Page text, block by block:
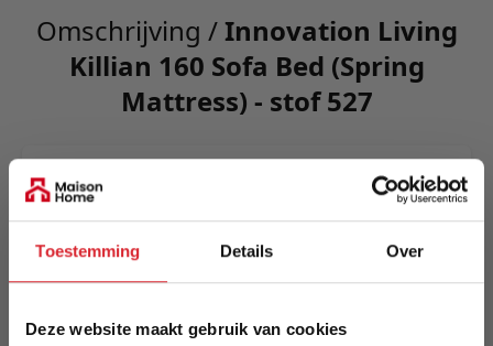
Toestemming Details Over
Deze website maakt gebruik van cookies
Omschrijving /Innovation Living
Killian 160 Sofa Bed (Spring
Mattress) - stof 527
Killian's compact modern design is as pleasing to
the eye as it is easily converted from sofa to bed.
In mere seconds the space optimizing sofa
becomes a comfortable king size double bed.